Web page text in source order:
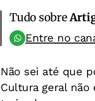
Tudo sobre
Entre no
Não sei até que
Cultura geral